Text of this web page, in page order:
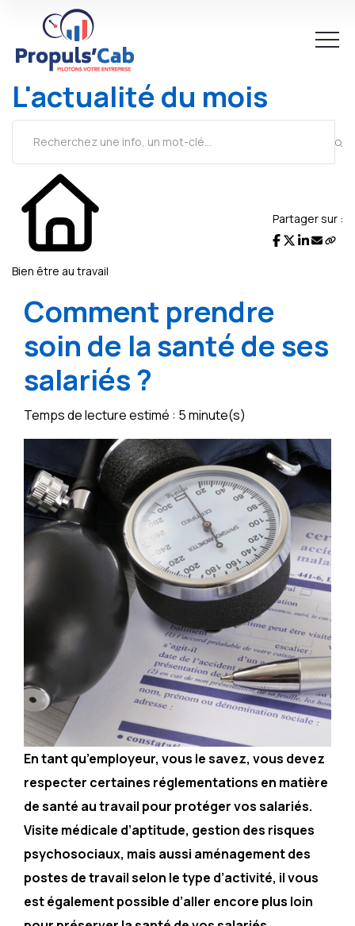
L'actualité du mois
Bien être au travail
Partager sur :
Comment prendre
soin de la santé de ses
salariés ?
Temps de lecture estimé : 5 minute(s)
En tant qu’employeur, vous le savez, vous devez
respecter certaines réglementations en matière
de santé au travail pour protéger vos salariés.
Visite médicale d’aptitude, gestion des risques
psychosociaux, mais aussi aménagement des
postes de travail selon le type d’activité, il vous
est également possible d’aller encore plus loin